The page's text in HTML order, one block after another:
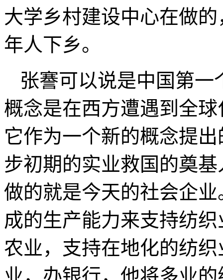
大学乡村建设中心在做
年人下乡。
张謇可以说是中国第一
概念是在西方遭遇到全
它作为一个新的概念提
步初期的实业救国的奠
做的就是今天的社会企
成的生产能力来支持纺
农业，支持在地化的纺
业，办银行，他将多业